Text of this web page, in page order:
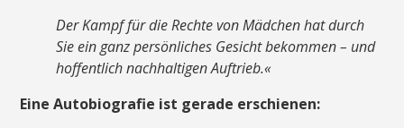
Der Kampf für die Rechte von Mädchen hat durch
Sie ein ganz persönliches Gesicht bekommen – und
hoffentlich nachhaltigen Auftrieb.«
Eine Autobiografie ist gerade erschienen: